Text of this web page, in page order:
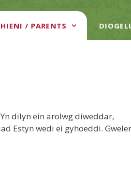
/ PARENTS
dilyn ein arolwg diweddar,
Estyn wedi ei gyhoeddi.